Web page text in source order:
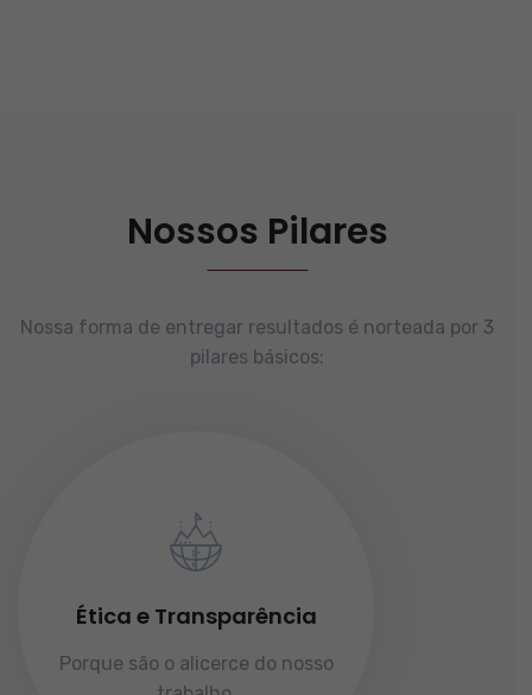
Nossos Pilares
Nossa forma de entregar resultados é norteada por 3
pilares básicos:
Ética e Transparência
Porque são o alicerce do nosso